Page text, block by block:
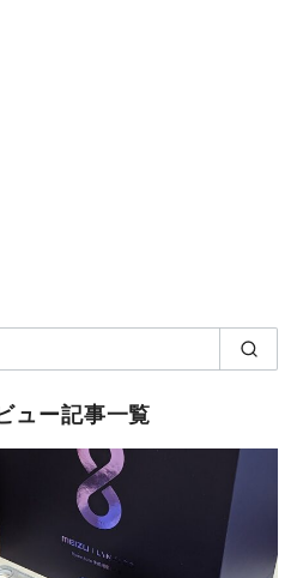
ュー記事一覧